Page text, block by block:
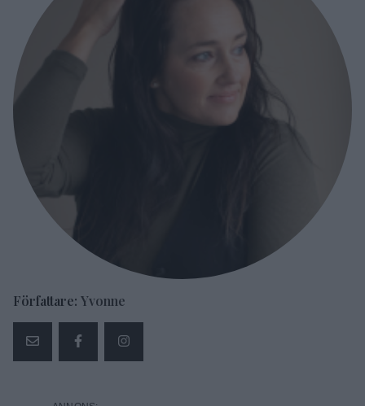
Författare: Yvonne